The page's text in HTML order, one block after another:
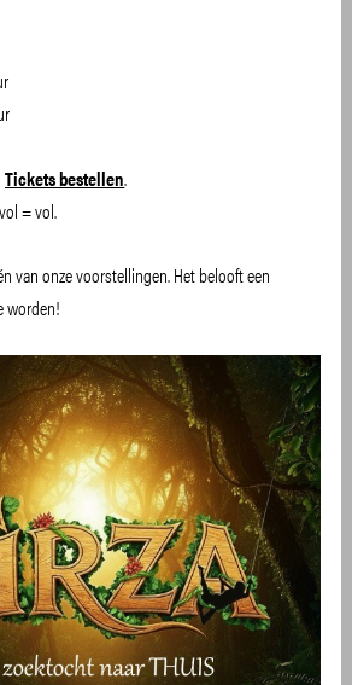
Tickets bestellen.
= vol.
van onze voorstellingen. Het belooft een
worden!